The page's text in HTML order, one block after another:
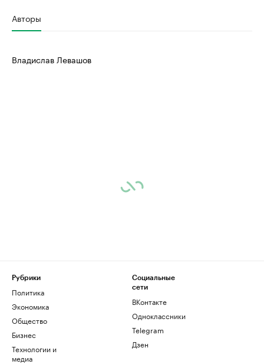
Авторы
Владислав Левашов
Рубрики
Политика
Экономика
Общество
Бизнес
Технологии и
медиа
Социальные
сети
ВКонтакте
Одноклассники
Telegram
Дзен